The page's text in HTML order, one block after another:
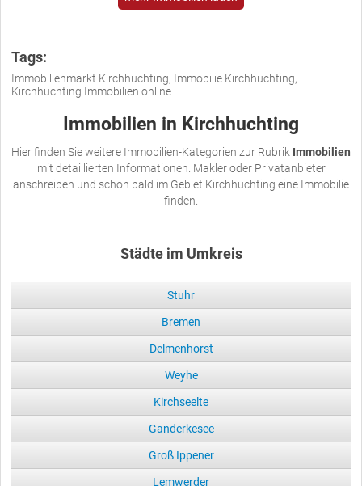
Tags:
Immobilienmarkt Kirchhuchting, Immobilie Kirchhuchting,
Kirchhuchting Immobilien online
Immobilien in Kirchhuchting
Hier finden Sie weitere Immobilien-Kategorien zur Rubrik Immobilien
mit detaillierten Informationen. Makler oder Privatanbieter
anschreiben und schon bald im Gebiet Kirchhuchting eine Immobilie
finden.
Städte im Umkreis
Stuhr
Bremen
Delmenhorst
Weyhe
Kirchseelte
Ganderkesee
Groß Ippener
Lemwerder